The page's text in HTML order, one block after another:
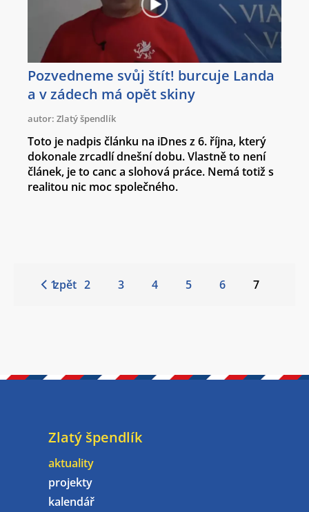
Pozvedneme svůj štít! burcuje Landa
a v zádech má opět skiny
autor: Zlatý špendlík
Toto je nadpis článku na iDnes z 6. října, který
dokonale zrcadlí dnešní dobu. Vlastně to není
článek, je to canc a slohová práce. Nemá totiž s
realitou nic moc společného.
1 2 3 4 5 6 7
zpět
Zlatý špendlík
aktuality
projekty
kalendář